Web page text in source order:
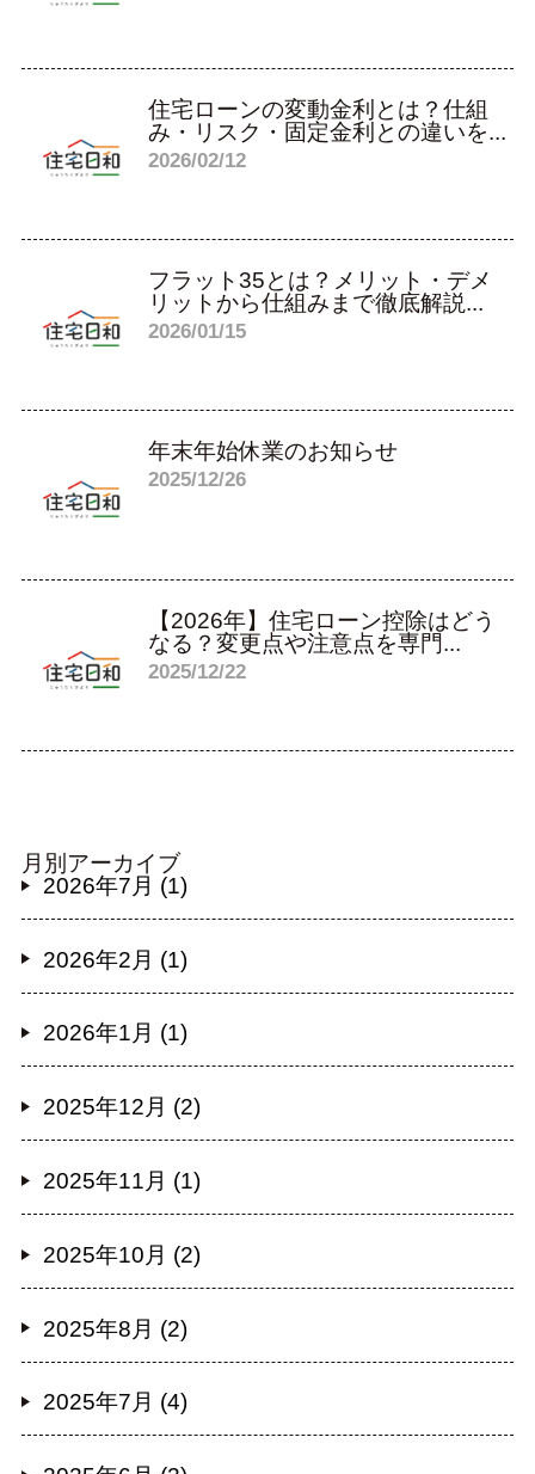
住宅ローンの変動金利とは？仕組
み・リスク・固定金利との違いを...
2026/02/12
フラット35とは？メリット・デメ
リットから仕組みまで徹底解説...
2026/01/15
年末年始休業のお知らせ
2025/12/26
【2026年】住宅ローン控除はどう
なる？変更点や注意点を専門...
2025/12/22
月別アーカイブ
2026年7月 (1)
2026年2月 (1)
2026年1月 (1)
2025年12月 (2)
2025年11月 (1)
2025年10月 (2)
2025年8月 (2)
2025年7月 (4)